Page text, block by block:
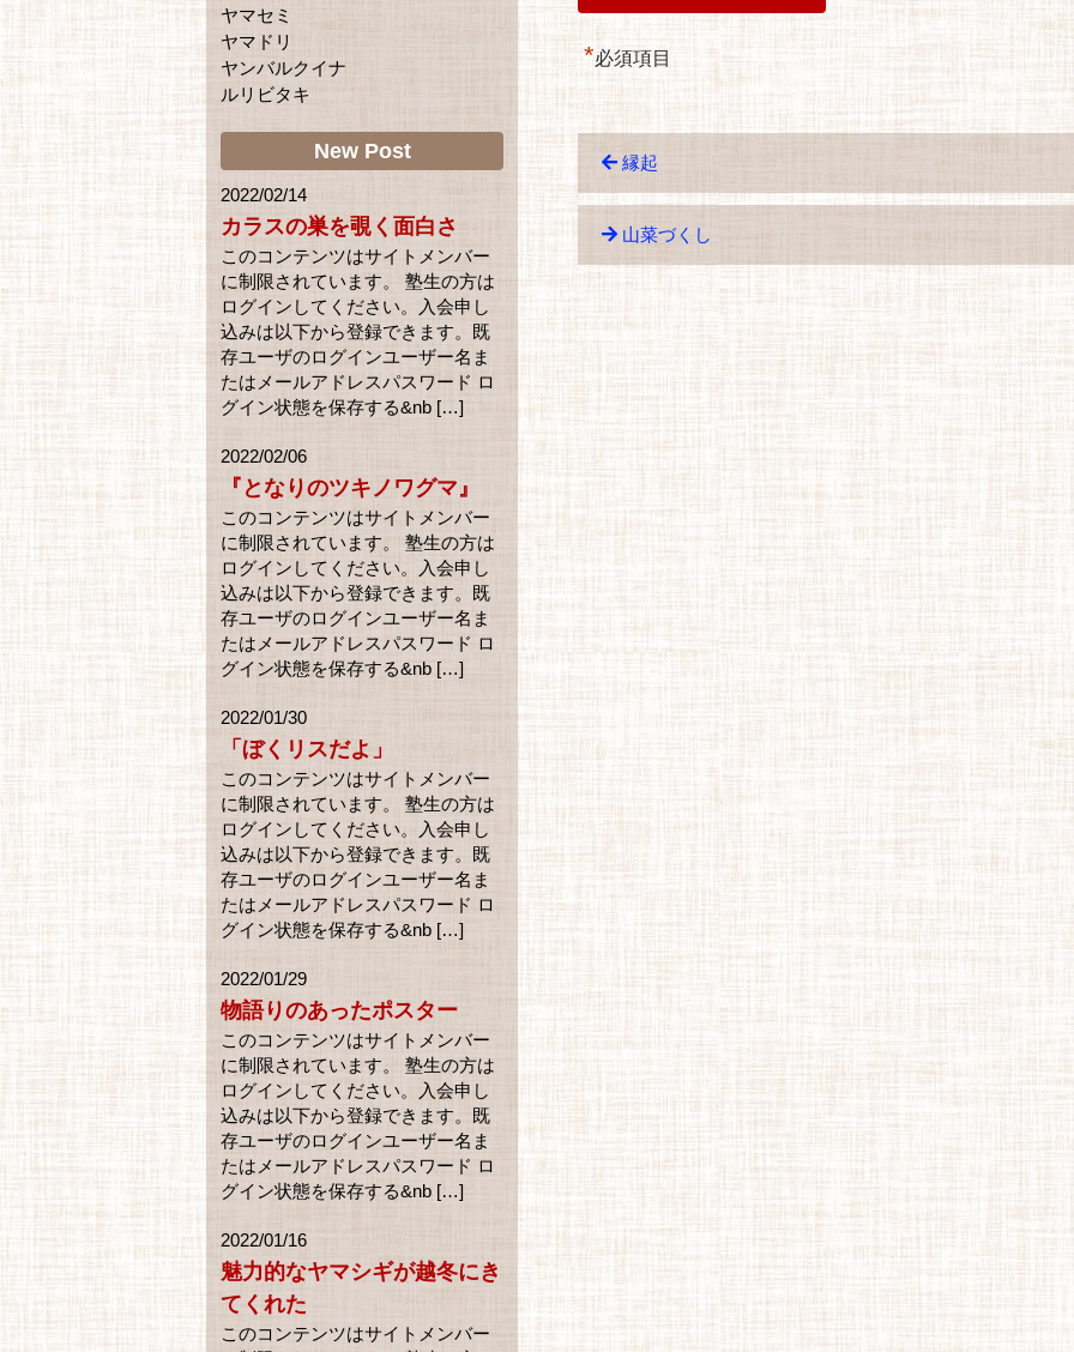
*必須項目
縁起
山菜づくし
ヤマセミ
ヤマドリ
ヤンバルクイナ
ルリビタキ
New Post
2022/02/14
カラスの巣を覗く面白さ
このコンテンツはサイトメンバー
に制限されています。 塾生の方は
ログインしてください。入会申し
込みは以下から登録できます。既
存ユーザのログインユーザー名ま
たはメールアドレスパスワード ロ
グイン状態を保存する&nb […]
2022/02/06
『となりのツキノワグマ』
このコンテンツはサイトメンバー
に制限されています。 塾生の方は
ログインしてください。入会申し
込みは以下から登録できます。既
存ユーザのログインユーザー名ま
たはメールアドレスパスワード ロ
グイン状態を保存する&nb […]
2022/01/30
「ぼくリスだよ」
このコンテンツはサイトメンバー
に制限されています。 塾生の方は
ログインしてください。入会申し
込みは以下から登録できます。既
存ユーザのログインユーザー名ま
たはメールアドレスパスワード ロ
グイン状態を保存する&nb […]
2022/01/29
物語りのあったポスター
このコンテンツはサイトメンバー
に制限されています。 塾生の方は
ログインしてください。入会申し
込みは以下から登録できます。既
存ユーザのログインユーザー名ま
たはメールアドレスパスワード ロ
グイン状態を保存する&nb […]
2022/01/16
魅力的なヤマシギが越冬にき
てくれた
このコンテンツはサイトメンバー